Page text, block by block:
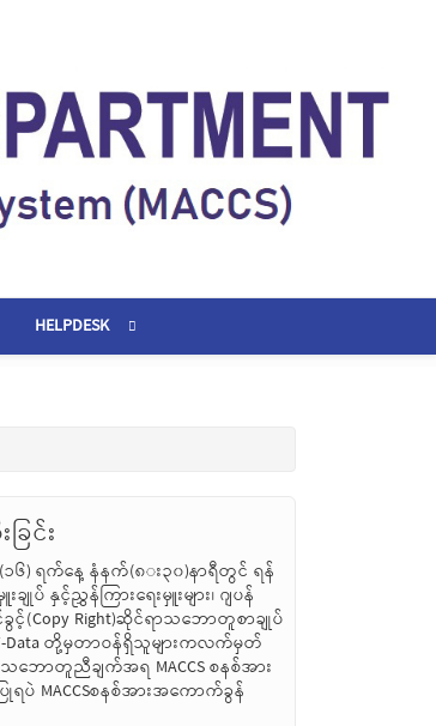
HELPDESK
ြင်း
(၁၆) ရက်နေ့ နံနက်(၈း၃၀)နာရီတွင် ရန်
နှင့်ညွှန်ကြားရေးမှူးများ၊ ဂျပန်
င့်(Copy Right)ဆိုင်ရာသဘောတူစာချုပ်
Data တို့မှတာဝန်ရှိသူများကလက်မှတ်
ဘောတူညီချက်အရ MACCS စနစ်အား
ရပဲ MACCSစနစ်အားအကောက်ခွန်